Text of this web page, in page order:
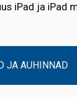
iPad ja iPad
JA AUHINNAD